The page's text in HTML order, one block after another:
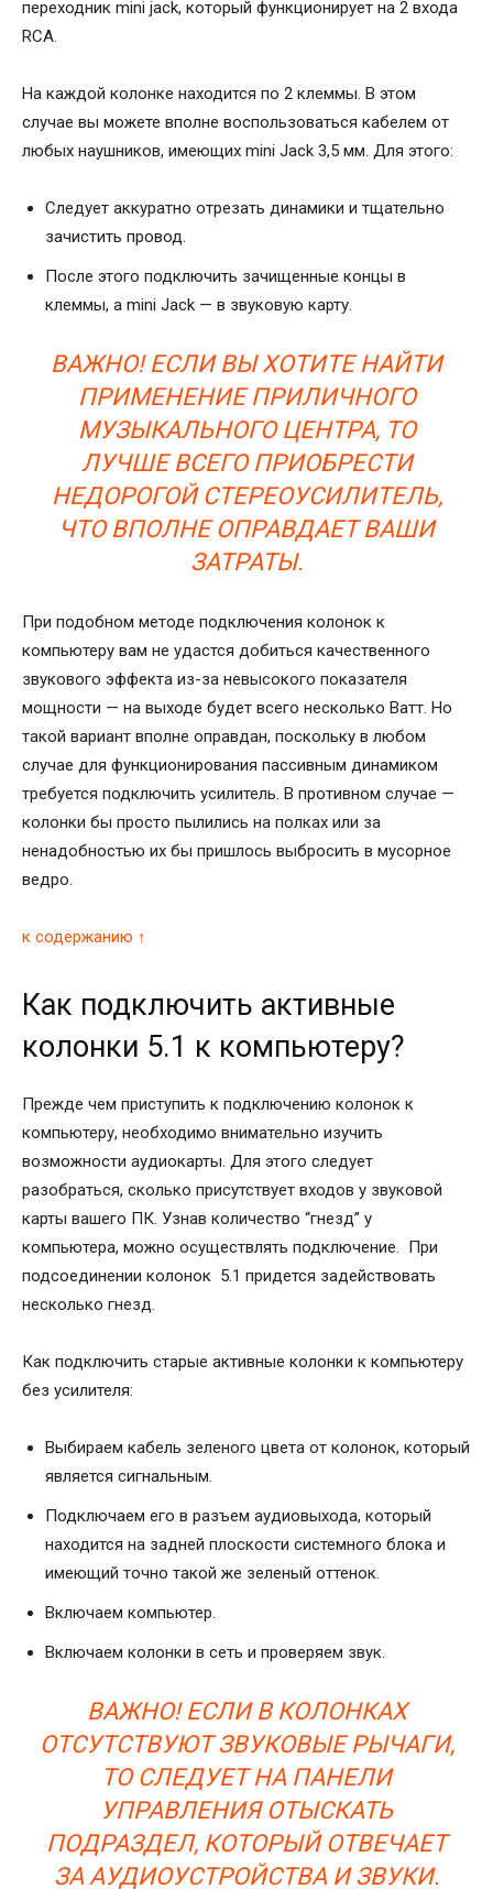
переходник mini jack, который функционирует на 2 входа
RCA.
На каждой колонке находится по 2 клеммы. В этом
случае вы можете вполне воспользоваться кабелем от
любых наушников, имеющих mini Jack 3,5 мм. Для этого:
Следует аккуратно отрезать динамики и тщательно
зачистить провод.
После этого подключить зачищенные концы в
клеммы, а mini Jack — в звуковую карту.
ВАЖНО! ЕСЛИ ВЫ ХОТИТЕ НАЙТИ
ПРИМЕНЕНИЕ ПРИЛИЧНОГО
МУЗЫКАЛЬНОГО ЦЕНТРА, ТО
ЛУЧШЕ ВСЕГО ПРИОБРЕСТИ
НЕДОРОГОЙ СТЕРЕОУСИЛИТЕЛЬ,
ЧТО ВПОЛНЕ ОПРАВДАЕТ ВАШИ
ЗАТРАТЫ.
При подобном методе подключения колонок к
компьютеру вам не удастся добиться качественного
звукового эффекта из-за невысокого показателя
мощности — на выходе будет всего несколько Ватт. Но
такой вариант вполне оправдан, поскольку в любом
случае для функционирования пассивным динамиком
требуется подключить усилитель. В противном случае —
колонки бы просто пылились на полках или за
ненадобностью их бы пришлось выбросить в мусорное
ведро.
к содержанию ↑
Как подключить активные
колонки 5.1 к компьютеру?
Прежде чем приступить к подключению колонок к
компьютеру, необходимо внимательно изучить
возможности аудиокарты. Для этого следует
разобраться, сколько присутствует входов у звуковой
карты вашего ПК. Узнав количество “гнезд” у
компьютера, можно осуществлять подключение. При
подсоединении колонок 5.1 придется задействовать
несколько гнезд.
Как подключить старые активные колонки к компьютеру
без усилителя:
Выбираем кабель зеленого цвета от колонок, который
является сигнальным.
Подключаем его в разъем аудиовыхода, который
находится на задней плоскости системного блока и
имеющий точно такой же зеленый оттенок.
Включаем компьютер.
Включаем колонки в сеть и проверяем звук.
ВАЖНО! ЕСЛИ В КОЛОНКАХ
ОТСУТСТВУЮТ ЗВУКОВЫЕ РЫЧАГИ,
ТО СЛЕДУЕТ НА ПАНЕЛИ
УПРАВЛЕНИЯ ОТЫСКАТЬ
ПОДРАЗДЕЛ, КОТОРЫЙ ОТВЕЧАЕТ
ЗА АУДИОУСТРОЙСТВА И ЗВУКИ.